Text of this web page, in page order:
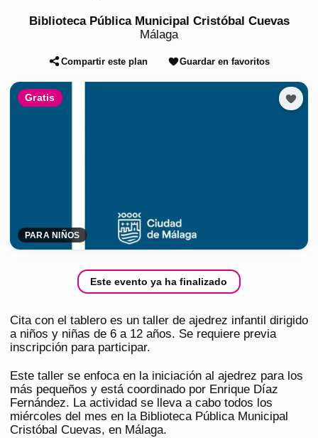
Biblioteca Pública Municipal Cristóbal Cuevas
Málaga
Compartir este plan Guardar en favoritos
Gratis
PARA NIÑOS
Este evento ya ha finalizado
Cita con el tablero es un taller de ajedrez infantil dirigido
a niños y niñas de 6 a 12 años. Se requiere previa
inscripción para participar.
Este taller se enfoca en la iniciación al ajedrez para los
más pequeños y está coordinado por Enrique Díaz
Fernández. La actividad se lleva a cabo todos los
miércoles del mes en la Biblioteca Pública Municipal
Cristóbal Cuevas, en Málaga.